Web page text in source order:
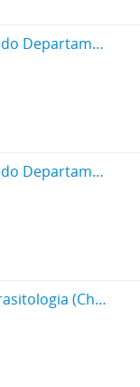
1945 - Veterinária (Chefe do Departamento)
1948 - Veterinária (Chefe do Departamento)
1940 - Bacteriologia e Parasitologia (Chefe de Departamento)